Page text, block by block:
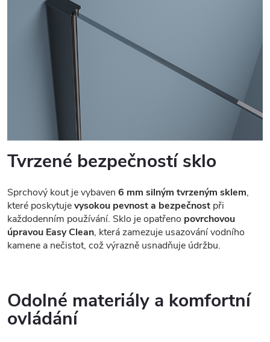
Tvrzené bezpečností sklo
Sprchový kout je vybaven 6 mm silným tvrzeným sklem,
které poskytujevysokou pevnost a bezpečnost při
každodenním používání. Sklo je opatřeno povrchovou
úpravou Easy Clean, která zamezuje usazování vodního
kamene a nečistot, což výrazně usnadňuje údržbu.
Odolné materiály a komfortní
ovládání